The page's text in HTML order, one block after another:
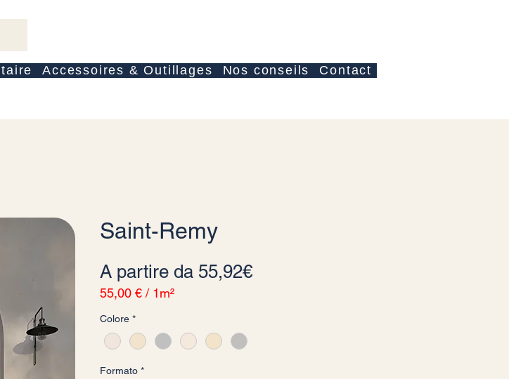
Accessoires & Outillages Nos conseils Contact
Saint-Remy
A partire da 55,92€Prezzo scontato
55,00 € / 1m²
ogni
1
quadrato
Colore *
Formato *